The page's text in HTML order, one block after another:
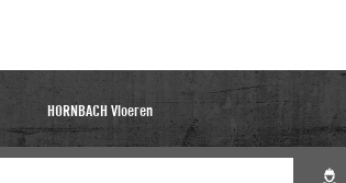
HORNBACH Vloeren